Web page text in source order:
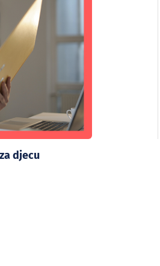
djecu